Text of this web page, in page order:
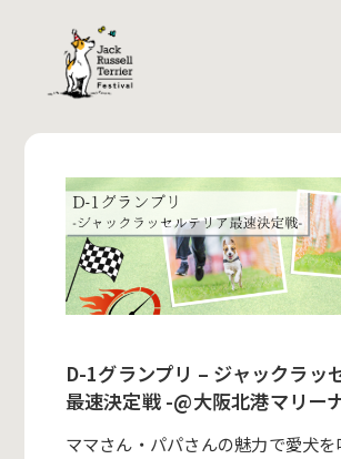
D-1グランプリ – ジャックラッ
最速決定戦 -@大阪北港マリー
ママさん・パパさんの魅力で愛犬